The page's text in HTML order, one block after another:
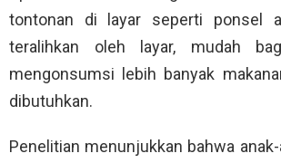
tontonan di layar seperti ponsel
teralihkan oleh layar, mudah
mengonsumsi lebih banyak
dibutuhkan.
Penelitian menunjukkan bahwa